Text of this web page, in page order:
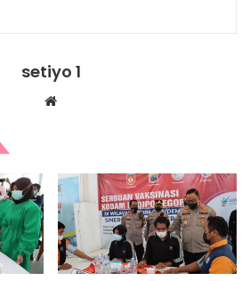
setiyo 1
Website